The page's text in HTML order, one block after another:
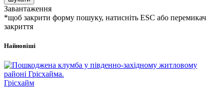
Завантаження
*щоб закрити форму пошуку, натисніть ESC або перемикач
закриття
Найновіші
Грісхайм